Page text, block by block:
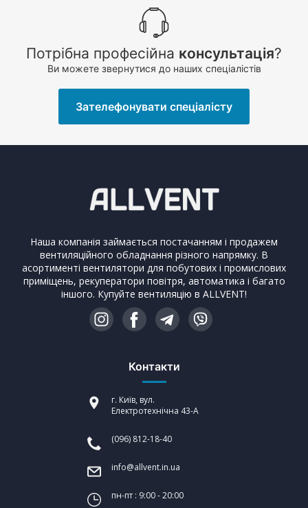
Потрібна професійна консультація?
Ви можете звернутися до наших спеціалістів
Зателефонувати спеціалісту
Наша компанія займається постачанням і продажем
вентиляційного обладнання різного напрямку. В
асортименті вентилятори для побутових і промислових
приміщень, рекуператори повітря, автоматика і багато
іншого. Купуйте вентиляцію в ALLVENT!
Контакти
г. Київ, вул.
Електротехнічна 43-А
(096) 812-18-40
info@allvent.in.ua
пн-пт : 9:00 - 20:00